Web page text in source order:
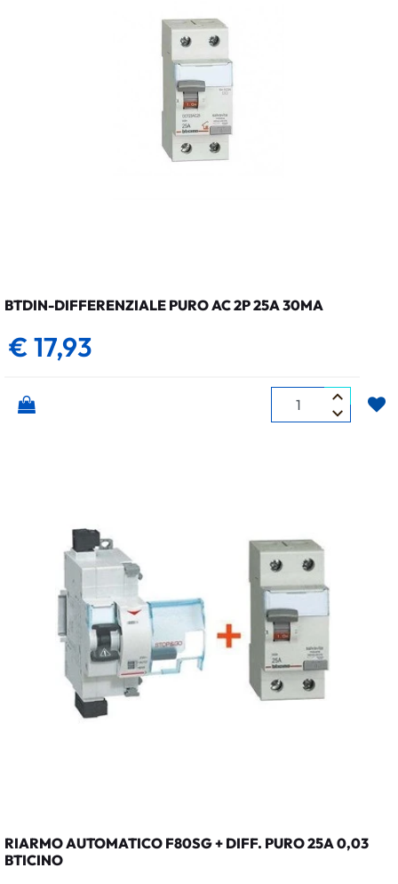
BTDIN-DIFFERENZIALE PURO AC 2P 25A 30MA
€ 17,93
Quantità
RIARMO AUTOMATICO F80SG + DIFF. PURO 25A 0,03
BTICINO